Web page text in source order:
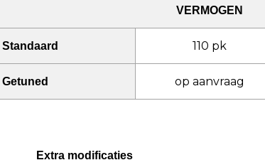
VERMOGEN
Standaard 110 pk
Getuned op aanvraag
Extra modificaties